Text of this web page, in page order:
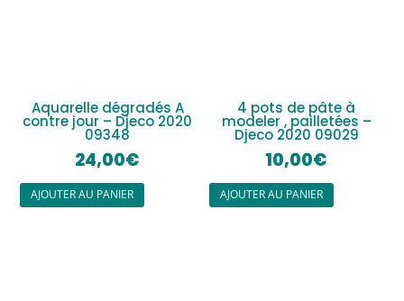
Aquarelle dégradés A
contre jour – Djeco 2020
09348
24,00€
AJOUTER AU PANIER
4 pots de pâte à
modeler , pailletées –
Djeco 2020 09029
10,00€
AJOUTER AU PANIER